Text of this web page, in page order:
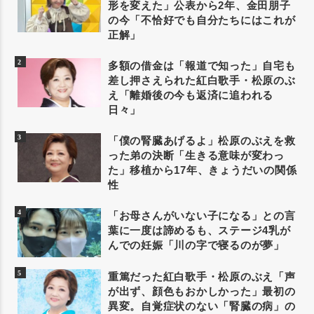
形を変えた」公表から2年、金田朋子
の今「不恰好でも自分たちにはこれが
正解」
多額の借金は「報道で知った」自宅も
差し押さえられた紅白歌手・松原のぶ
え「離婚後の今も返済に追われる
日々」
「僕の腎臓あげるよ」松原のぶえを救
った弟の決断「生きる意味が変わっ
た」移植から17年、きょうだいの関係
性
「お母さんがいない子になる」との言
葉に一度は諦めるも、ステージ4乳が
んでの妊娠「川の字で寝るのが夢」
重篤だった紅白歌手・松原のぶえ「声
が出ず、顔色もおかしかった」最初の
異変。自覚症状のない「腎臓の病」の